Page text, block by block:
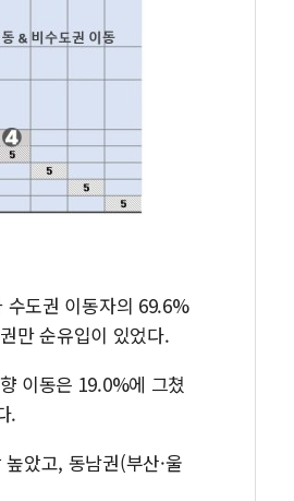
수도권 이동자의 69.6%
만 순유입이 있었다.
이동은 19.0%에 그쳤
.
았고, 동남권(부산·울